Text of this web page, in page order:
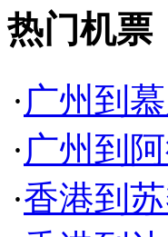
热门机票
·广州到
·广州到
·香港到